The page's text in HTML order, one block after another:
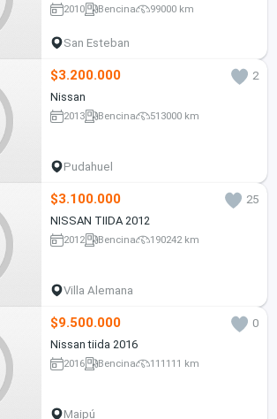
2010 Bencina 99000 km
San Esteban
$3.200.000
2
Nissan
2013 Bencina 513000 km
Pudahuel
$3.100.000
25
NISSAN TIIDA 2012
2012 Bencina 190242 km
Villa Alemana
$9.500.000
0
Nissan tiida 2016
2016 Bencina 111111 km
Maipú